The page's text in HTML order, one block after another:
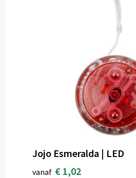
Jojo Esmeralda | LED
vanaf € 1,02